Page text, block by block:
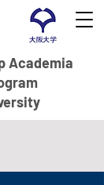
Academia